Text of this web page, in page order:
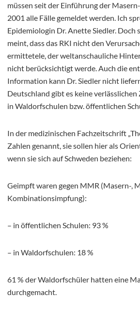
müssen seit der Einführung der
2001 alle Fälle gemeldet werden. Ich
Epidemiologin Dr. Anette Siedler. Doch
meint, dass das RKI nicht den
ermittetele, der weltanschauliche
nicht berücksichtigt werde. Auch die
Information kann Dr. Siedler nicht
Deutschland gibt es keine
in Waldorfschulen bzw. öffentlichen
In der medizinischen Fachzeitschrift
Zahlen genannt, sie sollen hier als
wenn sie sich auf Schweden beziehen:
Geimpft waren gegen MMR (Masern-,
Kombinationsimpfung):
– in öffentlichen Schulen: 93 %
– in Waldorfschulen: 18 %
61 % der Waldorfschüler hatten eine
durchgemacht.